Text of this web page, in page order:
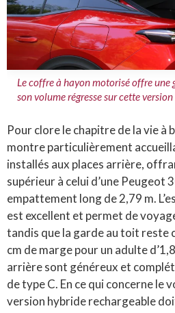
Le coffre à hayon motorisé offre une
son volume régresse sur cette
Pour clore le chapitre de la vie à
montre particulièrement
installés aux places arrière,
supérieur à celui d’une Peugeot
empattement long de 2,79 m.
est excellent et permet de
tandis que la garde au toit reste
cm de marge pour un adulte
arrière sont généreux et
de type C. En ce qui concerne le
version hybride rechargeable